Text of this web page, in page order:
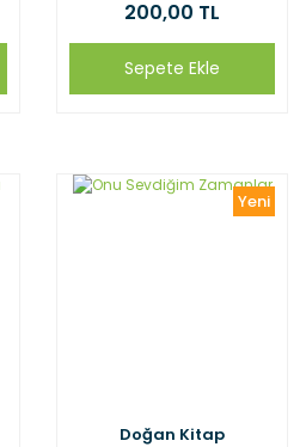
200,00 TL
Sepete Ekle
Yeni
Doğan Kitap